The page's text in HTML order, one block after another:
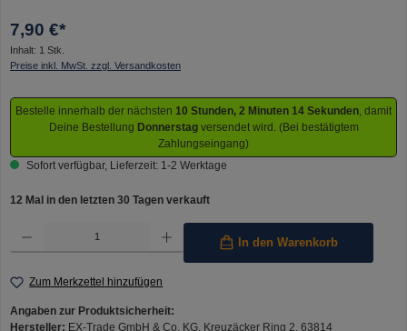
7,90 €*
Inhalt: 1 Stk.
Preise inkl. MwSt. zzgl. Versandkosten
Bestelle innerhalb der nächsten 10 Stunden, 2 Minuten 14 Sekunden , damit
Deine Bestellung Donnerstag versendet wird. (Bei bestätigtem
Zahlungseingang)
Sofort verfügbar, Lieferzeit: 1-2 Werktage
12 Mal in den letzten 30 Tagen verkauft
Produkt Anzahl: Gib den gewünschten Wert ein oder benutze die Schaltflächen um die
In den Warenkorb
Zum Merkzettel hinzufügen
Angaben zur Produktsicherheit:
Hersteller: EX-Trade GmbH & Co. KG, Kreuzäcker Ring 2, 63814